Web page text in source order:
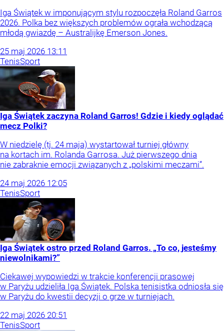
Iga Świątek w imponującym stylu rozpoczęła Roland Garros
2026. Polka bez większych problemów ograła wchodzącą
młodą gwiazdę – Australijkę Emerson Jones.
25 maj 2026 13:11
TenisSport
Iga Świątek zaczyna Roland Garros! Gdzie i kiedy oglądać
mecz Polki?
W niedzielę (tj. 24 maja) wystartował turniej główny
na kortach im. Rolanda Garrosa. Już pierwszego dnia
nie zabraknie emocji związanych z „polskimi meczami”.
24 maj 2026 12:05
TenisSport
Iga Świątek ostro przed Roland Garros. „To co, jesteśmy
niewolnikami?”
Ciekawej wypowiedzi w trakcie konferencji prasowej
w Paryżu udzieliła Iga Świątek. Polska tenisistka odniosła się
w Paryżu do kwestii decyzji o grze w turniejach.
22 maj 2026 20:51
TenisSport